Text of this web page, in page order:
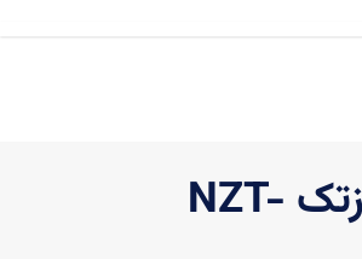
مودم 4G LTE قابل حمل نزتک NZT-